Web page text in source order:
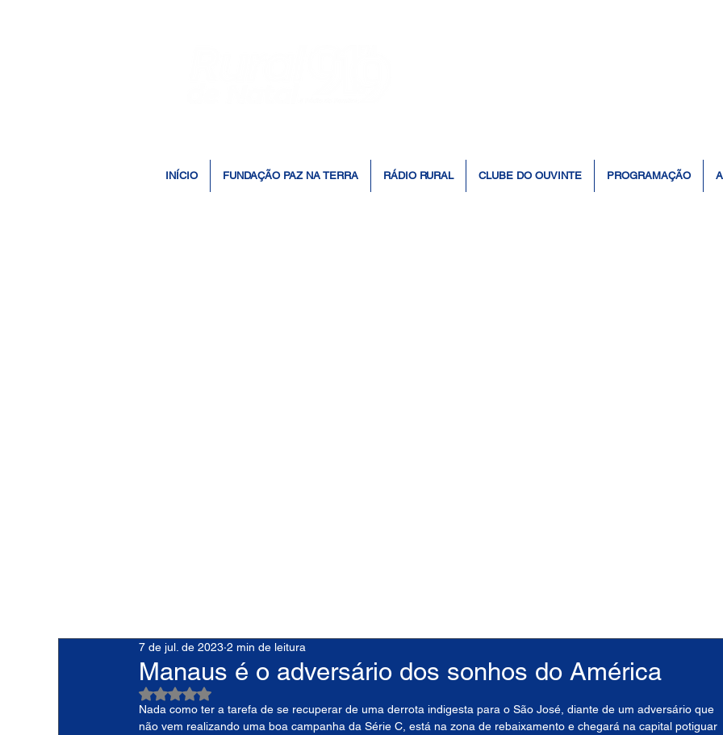
INÍCIO FUNDAÇÃO PAZ NA TERRA RÁDIO RURAL CLUBE DO OUVINTE PROGRAMAÇÃO
Manaus é o adversário dos sonhos do América
7 de jul. de 2023 2 min de leitura
Avaliado com NaN de 5 estrelas.
Nada como ter a tarefa de se recuperar de uma derrota indigesta para o São José, diante de um adversário que
não vem realizando uma boa campanha da Série C, está na zona de rebaixamento e chegará na capital potiguar